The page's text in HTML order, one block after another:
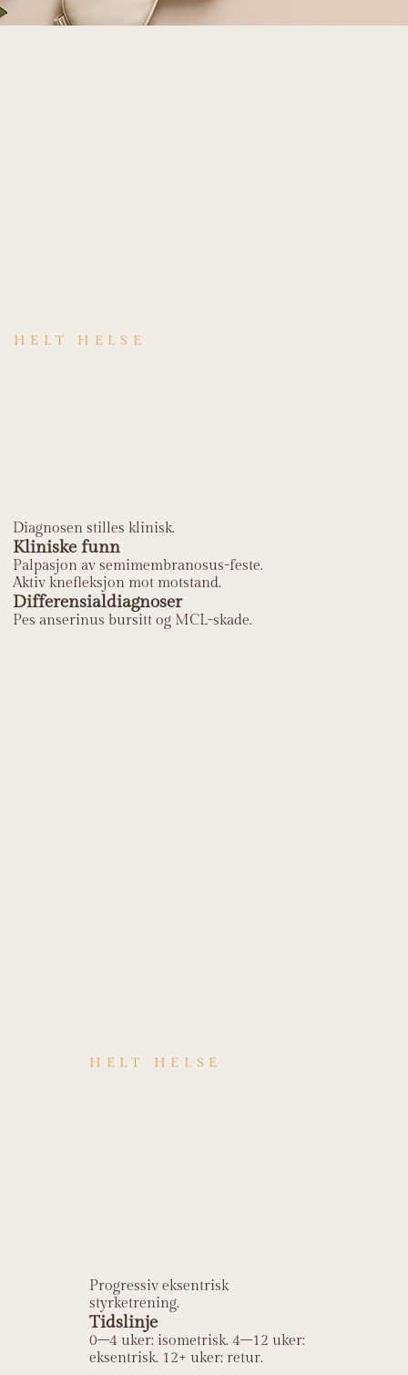
HELT HELSE
Diagnosen stilles klinisk.
Kliniske funn
Palpasjon av semimembranosus-feste.
Aktiv knefleksjon mot motstand.
Differensialdiagnoser
Pes anserinus bursitt og MCL-skade.
HELT HELSE
Progressiv eksentrisk
styrketrening.
Tidslinje
0–4 uker: isometrisk. 4–12 uker:
eksentrisk. 12+ uker: retur.